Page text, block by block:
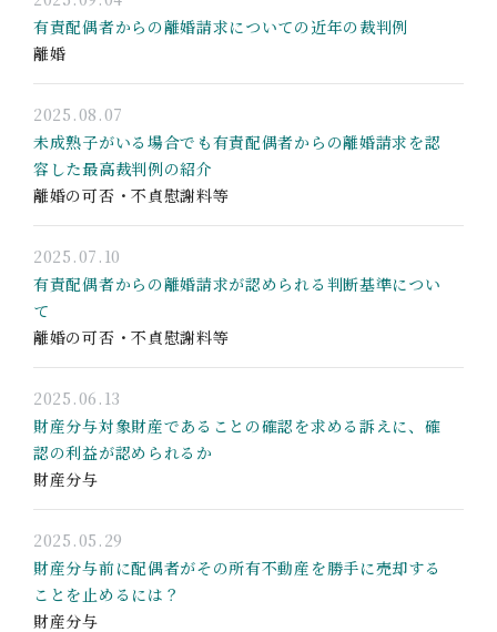
有責配偶者からの離婚請求についての近年の裁判例
離婚
2025.08.07
未成熟子がいる場合でも有責配偶者からの離婚請求を認
容した最高裁判例の紹介
離婚の可否・不貞慰謝料等
2025.07.10
有責配偶者からの離婚請求が認められる判断基準につい
て
離婚の可否・不貞慰謝料等
2025.06.13
財産分与対象財産であることの確認を求める訴えに、確
認の利益が認められるか
財産分与
2025.05.29
財産分与前に配偶者がその所有不動産を勝手に売却する
ことを止めるには？
財産分与